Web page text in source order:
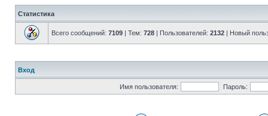
Статистика
Всего сообщений: 7109 | Тем: 728 | Пользователей: 2132 | Новый
Вход
Имя пользователя: Пароль: